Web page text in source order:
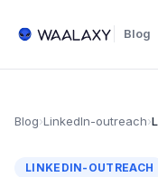
Blog
Blog›LinkedIn-outreach›
LINKEDIN-OUTREACH